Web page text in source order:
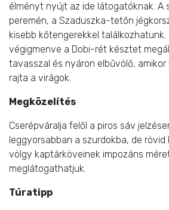
élményt nyújt az ide látogatóknak. A
peremén, a Szaduszka-tetőn
kisebb kőtengerekkel találkozhatunk.
végigmenve a Dobi-rét késztet
tavasszal és nyáron elbűvölő,
rajta a virágok.
Megközelítés
Cserépváralja felől a piros sáv
leggyorsabban a szurdokba, de
völgy kaptárköveinek impozáns
meglátogathatjuk.
Túratipp